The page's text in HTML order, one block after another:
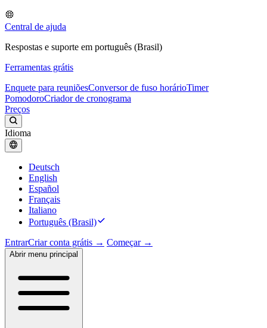
Central de ajuda
Respostas e suporte em português (Brasil)
Ferramentas grátis
Enquete para reuniõesConversor de fuso horárioTimer
PomodoroCriador de cronograma
Preços
Idioma
Deutsch
English
Español
Français
Italiano
Português (Brasil)
EntrarCriar conta grátis → Começar →
Abrir menu principal